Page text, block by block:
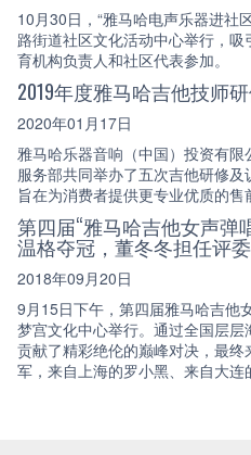
10月30日，“雅马哈电声乐器进社
路街道社区文化活动中心举行，
育机构负责人和社区代表参加。
2019年度雅马哈吉他技师
2020年01月17日
雅马哈乐器音响（中国）投资有
服务部共同举办了五次吉他研修及
旨在为消费者提供更专业优质的售
第四届“雅马哈吉他女声弹
温格夺冠，董冬冬担任评委
2018年09月20日
9月15日下午，第四届雅马哈吉他
梦宫文化中心举行。通过全国层层
贡献了精彩绝伦的巅峰对决，最
军，来自上海的罗小黑、来自大连